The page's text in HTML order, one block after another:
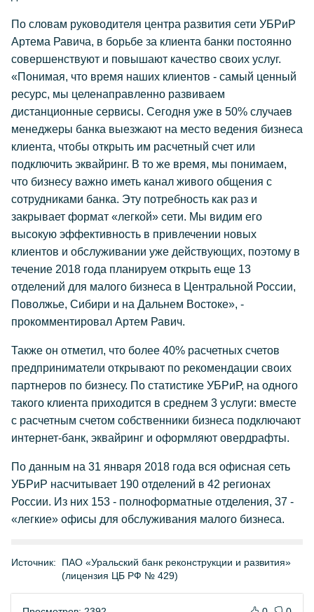
По словам руководителя центра развития сети УБРиР
Артема Равича, в борьбе за клиента банки постоянно
совершенствуют и повышают качество своих услуг.
«Понимая, что время наших клиентов - самый ценный
ресурс, мы целенаправленно развиваем
дистанционные сервисы. Сегодня уже в 50% случаев
менеджеры банка выезжают на место ведения бизнеса
клиента, чтобы открыть им расчетный счет или
подключить эквайринг. В то же время, мы понимаем,
что бизнесу важно иметь канал живого общения с
сотрудниками банка. Эту потребность как раз и
закрывает формат «легкой» сети. Мы видим его
высокую эффективность в привлечении новых
клиентов и обслуживании уже действующих, поэтому в
течение 2018 года планируем открыть еще 13
отделений для малого бизнеса в Центральной России,
Поволжье, Сибири и на Дальнем Востоке», -
прокомментировал Артем Равич.
Также он отметил, что более 40% расчетных счетов
предприниматели открывают по рекомендации своих
партнеров по бизнесу. По статистике УБРиР, на одного
такого клиента приходится в среднем 3 услуги: вместе
с расчетным счетом собственники бизнеса подключают
интернет-банк, эквайринг и оформляют овердрафты.
По данным на 31 января 2018 года вся офисная сеть
УБРиР насчитывает 190 отделений в 42 регионах
России. Из них 153 - полноформатные отделения, 37 -
«легкие» офисы для обслуживания малого бизнеса.
Источник:
ПАО «Уральский банк реконструкции и развития»
(лицензия ЦБ РФ № 429)